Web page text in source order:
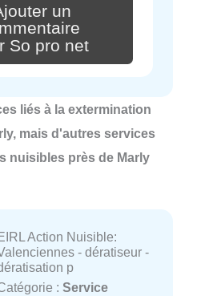
un
So pro net
liés à la extermination
mais d'autres services
nuisibles près de Marly
Action Nuisible:
- dératiseur -
p
: Service